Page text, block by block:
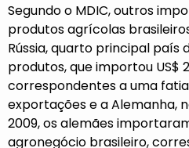
Segundo o MDIC, outros
produtos agrícolas
Rússia, quarto principal país
produtos, que importou US$
correspondentes a uma fatia
exportações e a Alemanha,
2009, os alemães
agronegócio brasileiro,